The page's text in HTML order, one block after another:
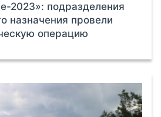
2023»: подразделения
назначения провели
операцию